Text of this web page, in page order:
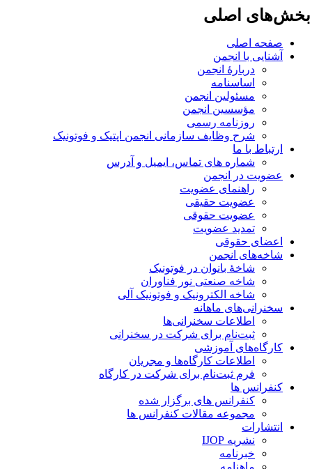
اصلی
صفحه اصلی
آشنایی با انجمن
دربارۀ انجمن
اساسنامه
مسئولین انجمن
مؤسسین انجمن
روزنامه رسمی
شرح وظایف سازمانی انجمن اپتیک و فوتونیک
ارتباط با ما
شماره های تماس، ایمیل و آدرس
عضویت در انجمن
راهنمای عضویت
عضویت حقیقی
عضویت حقوقی
تمدید عضویت
اعضای حقوقی
شاخه‌های انجمن
شاخۀ بانوان در فوتونیک
شاخه صنعتی نور فناوران
شاخه‌ الکترونیک و فوتونیک آلی
سخنرانی‌های ماهانه
اطلاعات سخنرانی‌‌ها
ثبت‌نام برای شرکت در سخنرانی
کارگاه‌های آموزشی
اطلاعات کارگاه‌ها و مجریان
فرم ثبت‌نام برای شرکت در کارگاه
کنفرانس ها
کنفرانس های برگزار شده
مجموعه مقالات کنفرانس ها
انتشارات
نشریه IJOP
خبرنامه
ماهنامه